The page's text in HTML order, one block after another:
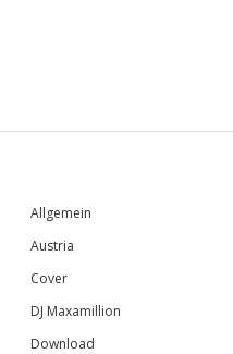
Sidebar
Allgemein
Austria
Cover
DJ Maxamillion
Download